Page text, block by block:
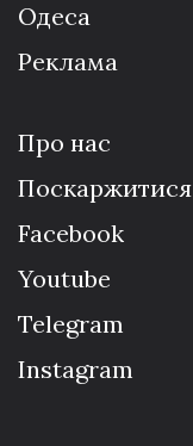
Одеса
Реклама
Про нас
Поскаржитися
Facebook
Youtube
Telegram
Instagram